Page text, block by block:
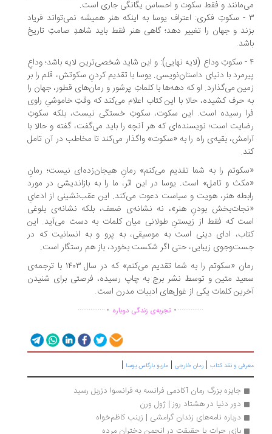
و فقط سکوت و احساس یگانگی جاری است.
۳ - سکوتِ فکری: اعتراف یوسا به اینکه هنر همیشه نمی‌تواند فریاد
و جهان را تغییر دهد؛ گاهی هنر فقط باید شاهدِ صامتِ تاریخ
۴ - سکوتِ وداع (لایه نهایی): و این شاید شخصی‌ترین لایه باشد؛ وداعِ
با دنیای داستان‌نویسی. یوسا با تقدیم کردنِ سکوتش، قلم را بر
می‌گذارد. او که دهه‌ها با کلماتِ پرشور و رمان‌های قطور، جهان را
حرف کشیده، حالا با این کتاب اعلام می‌کند که وقتِ خاموشیِ راوی
رسیده است. این سکوت، سکوتِ خستگی نیست، بلکه سکوتِ
است؛ نویسنده‌ای که هر آنچه را باید می‌گفت، گفته و حالا با
بقیه‌ی راه را به «سکوت» واگذار می‌کند تا مخاطب در آن تامل
را به شما تقدیم می‌کنم» رمانِ هیجان‌زده‌ای نیست؛ رمانِ
و تامل» است. یوسا در این اثر، ما را به بازاندیشی در مورد
هنر، هویت و سیاست دعوت می‌کند. این عقب‌نشینی از ادعایِ
بودنِ هنر»، نه نشانه‌ی ضعف، بلکه نشانه‌ی بلوغی
که فقط از زیستنِ طولانی میان کلمات به دست می‌آید. این
ادای دینی است به موسیقی، به پرو و به انسانیت که در
زیبایی، حتی اگر شکست بخورد، باز هم رستگار است.
رمان «سکوتم را به شما تقدیم می‌کنم» که در سال ۱۴۰۳ با ترجمه‌ی
متین و توسط نشر برج به چاپ رسیده، فرصتی برای شنیدن
کلمات یکی از غول‌های ادبیات مدرن است.
................تجربه‌ی زندگی دوباره ...............
و نقد کتاب|رمان خارجی|ماریو بارگاس یوسا|
جایزه بزرگ رمان آکادمی فرانسه به فرانسوا دزربل رسید
دور دنیا در هشتاد روز | ژول ورن
درباره نامه‌های زندان گرامشی | زینب کاظم‌خواه
بازی جرات یا حقیقت در انجمن دختران مرده